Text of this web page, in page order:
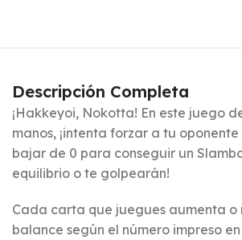
Descripción Completa
¡Hakkeyoi, Nokotta! En este juego
manos, ¡intenta forzar a tu
bajar de 0 para conseguir un
equilibrio o te golpearán!
Cada carta que juegues aumenta o
balance según el número impreso